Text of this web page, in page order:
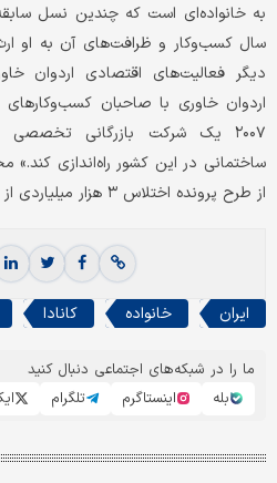
به خانواده‌ای است که چندین نسل
سال کسب‌وکار و ظرافت‌های آن به او
دیگر فعالیت‌های اقتصادی اردوان
اردوان خاوری با صاحبان
۲۰۰۷ یک شرکت بازرگانی
از طرح پرونده اختلاس ۳ هزار میلیاردی از ایران به کانادا فرار کرد.
ایران خانواده کانادا
ما را در شبکه‌های اجتماعی دنبال کنید
بله
اینستاگرم تلگرام